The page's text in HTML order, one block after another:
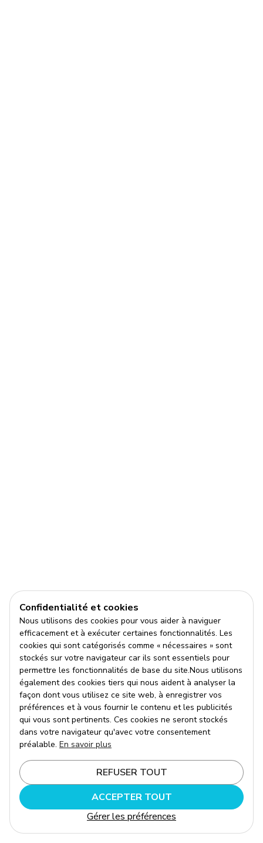
Confidentialité et cookies
Nous utilisons des cookies pour vous aider à naviguer
efficacement et à exécuter certaines fonctionnalités. Les
cookies qui sont catégorisés comme « nécessaires » sont
stockés sur votre navigateur car ils sont essentiels pour
permettre les fonctionnalités de base du site.Nous utilisons
également des cookies tiers qui nous aident à analyser la
façon dont vous utilisez ce site web, à enregistrer vos
préférences et à vous fournir le contenu et les publicités
qui vous sont pertinents. Ces cookies ne seront stockés
dans votre navigateur qu'avec votre consentement
préalable. En savoir plus
REFUSER TOUT
ACCEPTER TOUT
Gérer les préférences